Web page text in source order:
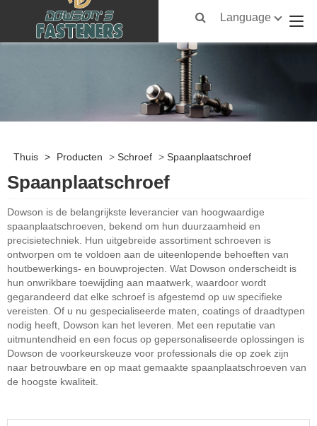
Language
Thuis > Producten > Schroef > Spaanplaatschroef
Spaanplaatschroef
Dowson is de belangrijkste leverancier van hoogwaardige
spaanplaatschroeven, bekend om hun duurzaamheid en
precisietechniek. Hun uitgebreide assortiment schroeven is
ontworpen om te voldoen aan de uiteenlopende behoeften van
houtbewerkings- en bouwprojecten. Wat Dowson onderscheidt is
hun onwrikbare toewijding aan maatwerk, waardoor wordt
gegarandeerd dat elke schroef is afgestemd op uw specifieke
vereisten. Of u nu gespecialiseerde maten, coatings of draadtypen
nodig heeft, Dowson kan het leveren. Met een reputatie van
uitmuntendheid en een focus op gepersonaliseerde oplossingen is
Dowson de voorkeurskeuze voor professionals die op zoek zijn
naar betrouwbare en op maat gemaakte spaanplaatschroeven van
de hoogste kwaliteit.